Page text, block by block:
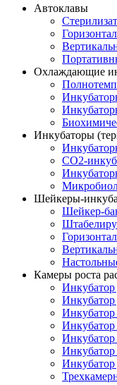
Автоклавы
Охлаждающие
Инкубаторы
CO2-
Шейкеры-
Шейкер-
Камеры роста
Инкубатор
Инкубатор
Инкубатор
Инкубатор